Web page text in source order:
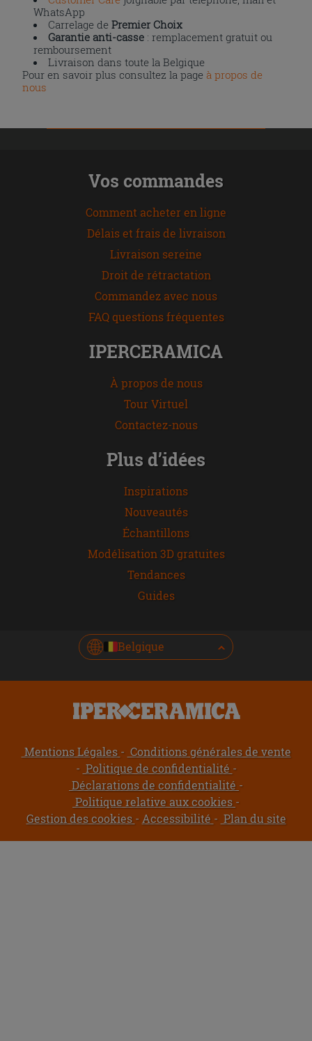
WhatsApp
Carrelage dePremier Choix
Garantie anti-casse : remplacement gratuit ou
remboursement
Livraison dans toute la Belgique
Pour en savoir plus consultez la page à propos de
nous
Vos commandes
Comment acheter en ligne
Délais et frais de livraison
Livraison sereine
Droit de rétractation
Commandez avec nous
FAQ questions fréquentes
IPERCERAMICA
À propos de nous
Tour Virtuel
Contactez-nous
Plus d’idées
Inspirations
Nouveautés
Échantillons
Modélisation 3D gratuites
Tendances
Guides
Belgique
Mentions Légales
Conditions générales de vente
Politique de confidentialité
Déclarations de confidentialité
Politique relative aux cookies
Gestion des cookies
Accessibilité Plan du site